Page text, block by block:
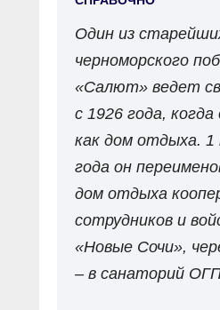
Один из
черноморского
«Салют» ведет
с 1926 года,
как дом отдыха. 1
года он
дом отдыха
сотрудников и
«Новые Сочи»,
– в санаторий